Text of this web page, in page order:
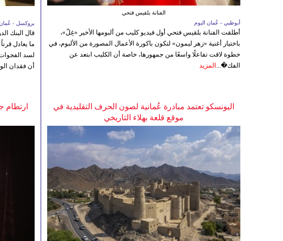
بروكسل - عُمان
قال البنك
ما يعادل
لسد
أن فقدان
الفنانة بلقيس فتحي
أبوظبي - عُمان اليوم
أطلقت الفنانة بلقيس فتحي أول فيديو كليب من ألبومها الأخير «غِلّ»،
باختيار أغنية «زهر ليمون» لتكون باكورة الأعمال المصورة من الألبوم، في
خطوة لاقت تفاعلًا واسعًا من جمهورها، خاصة أن الكليب ابتعد عن
الفك�... المزيد
اليونسكو تعتمد مبادرة عُمانية لصون الحرف التقليدية في
موقع قلعة بهلاء التاريخي